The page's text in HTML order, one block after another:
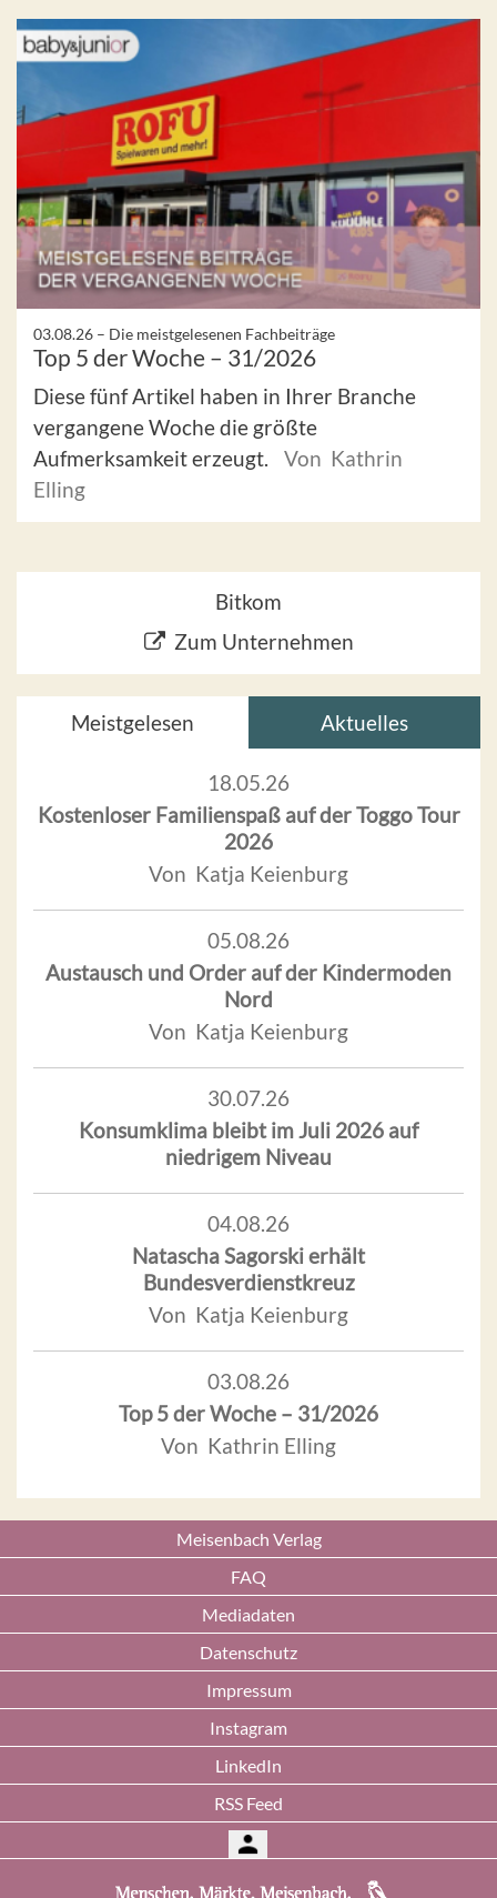
03.08.26 – Die meistgelesenen Fachbeiträge
Top 5 der Woche – 31/2026
Diese fünf Artikel haben in Ihrer Branche
vergangene Woche die größte
Aufmerksamkeit erzeugt.
Von Kathrin
Elling
Bitkom
Zum Unternehmen
Meistgelesen Aktuelles
18.05.26
Kostenloser Familienspaß auf der Toggo Tour
2026
Von Katja Keienburg
05.08.26
Austausch und Order auf der Kindermoden
Nord
Von Katja Keienburg
30.07.26
Konsumklima bleibt im Juli 2026 auf
niedrigem Niveau
04.08.26
Natascha Sagorski erhält
Bundesverdienstkreuz
Von Katja Keienburg
03.08.26
Top 5 der Woche – 31/2026
Von Kathrin Elling
Meisenbach Verlag
FAQ
Mediadaten
Datenschutz
Impressum
Instagram
LinkedIn
RSS Feed